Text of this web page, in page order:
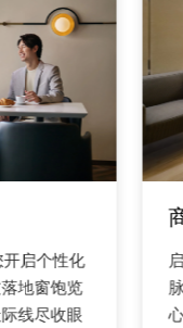
启个性化
地窗饱览
线尽收眼